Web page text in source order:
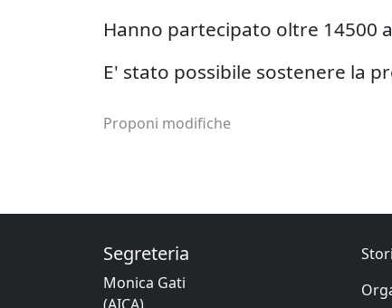
Hanno partecipato oltre 14500
E' stato possibile sostenere la
Proponi modifiche
Segreteria
Monica Gati